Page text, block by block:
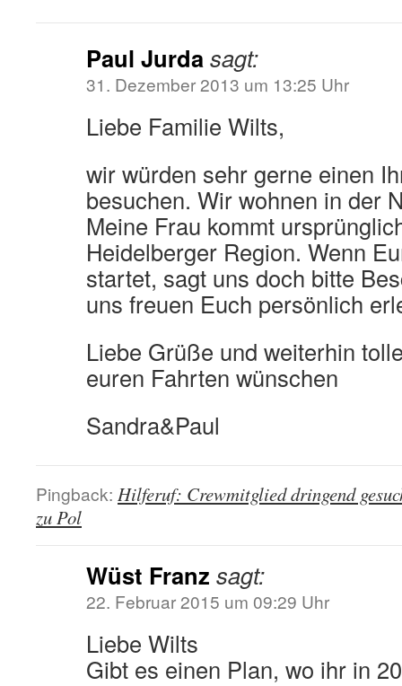
Paul Jurdasagt:
31. Dezember 2013 um 13:25 Uhr
Liebe Familie Wilts,
wir würden sehr gerne einen
besuchen. Wir wohnen in der
Meine Frau kommt
Heidelberger Region. Wenn
startet, sagt uns doch bitte
uns freuen Euch persönlich
Liebe Grüße und weiterhin
euren Fahrten wünschen
Sandra&Paul
Pingback: Hilferuf: Crewmitglied dringend
zu Pol
Wüst Franz sagt:
22. Februar 2015 um 09:29 Uhr
Liebe Wilts
Gibt es einen Plan, wo ihr in